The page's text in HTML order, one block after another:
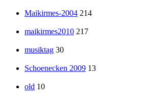
Maikirmes-2004 214
maikirmes2010 217
musiktag 30
Schoenecken 2009 13
old 10